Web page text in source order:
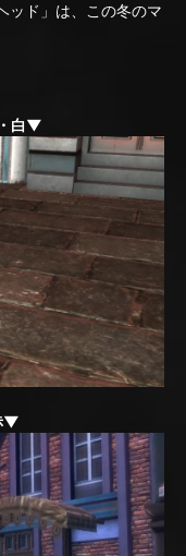
ッド」は、この冬のマ
白▼
▼